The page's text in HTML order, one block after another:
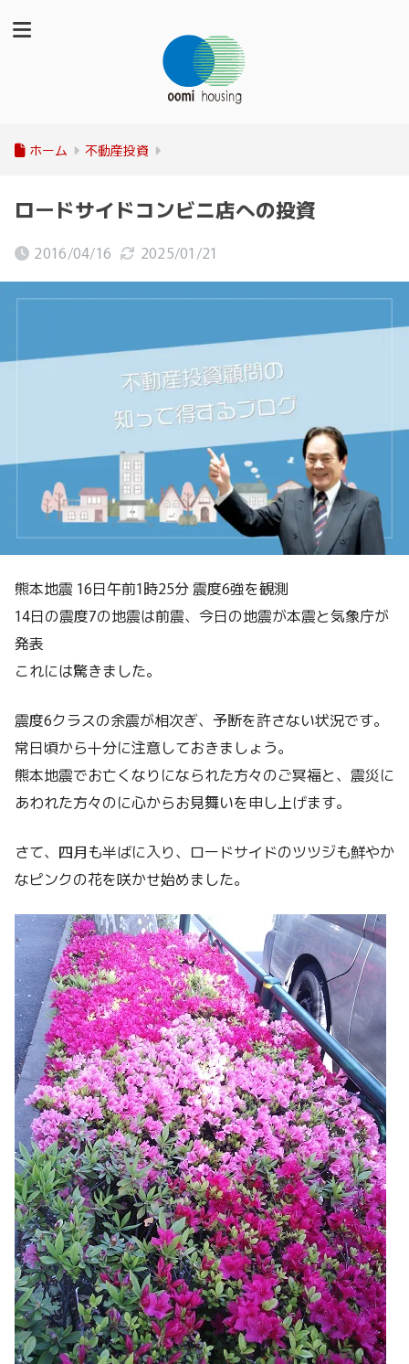
ホーム 不動産投資
ロードサイドコンビニ店への投資
2016/04/16 2025/01/21
熊本地震 16日午前1時25分 震度6強を観測
14日の震度7の地震は前震、今日の地震が本震と気象庁が
発表
これには驚きました。
震度6クラスの余震が相次ぎ、予断を許さない状況です。
常日頃から十分に注意しておきましょう。
熊本地震でお亡くなりになられた方々のご冥福と、震災に
あわれた方々のに心からお見舞いを申し上げます。
さて、四月も半ばに入り、ロードサイドのツツジも鮮やか
なピンクの花を咲かせ始めました。